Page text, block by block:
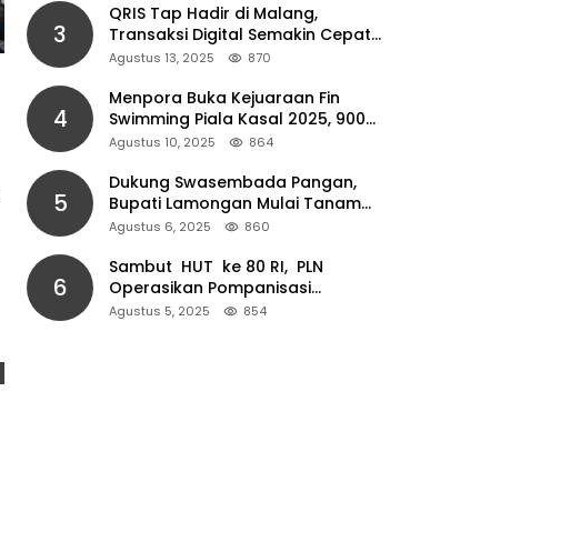
3
QRIS Tap Hadir di Malang,
Transaksi Digital Semakin Cepat
dan Mudah dengan Teknologi NFC
Agustus 13, 2025 870
4
Menpora Buka Kejuaraan Fin
Swimming Piala Kasal 2025, 900
Atlet Ambil Bagian
Agustus 10, 2025 864
5
Dukung Swasembada Pangan,
Bupati Lamongan Mulai Tanam
Padi Musim Ketiga
Agustus 6, 2025 860
6
Sambut HUT ke 80 RI, PLN
Operasikan Pompanisasi
Persawahan dan Akses Air Bersih
Agustus 5, 2025 854